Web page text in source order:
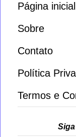
Página inicial
Sobre
Contato
Política
Termos e